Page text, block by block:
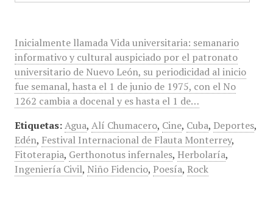
Inicialmente llamada Vida universitaria: semanario
informativo y cultural auspiciado por el patronato
universitario de Nuevo León, su periodicidad al inicio
fue semanal, hasta el 1 de junio de 1975, con el No
1262 cambia a docenal y es hasta el 1 de…
Etiquetas: Agua, Alí Chumacero, Cine, Cuba, Deportes,
Edén, Festival Internacional de Flauta Monterrey,
Fitoterapia, Gerthonotus infernales, Herbolaría,
Ingeniería Civil, Niño Fidencio, Poesía, Rock